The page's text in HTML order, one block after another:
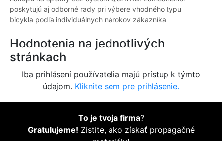
poskytujú aj odborné rady pri výbere vhodného typu
bicykla podľa individuálnych nárokov zákazníka.
Hodnotenia na jednotlivých
stránkach
Iba prihlásení používatelia majú prístup k týmto
údajom. Kliknite sem pre prihlásenie.
To je tvoja firma?
Gratulujeme! Zistite, ako získať propagačné